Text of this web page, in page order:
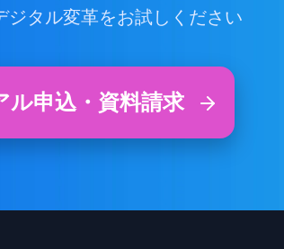
タル変革をお試しください
ル申込・資料請求